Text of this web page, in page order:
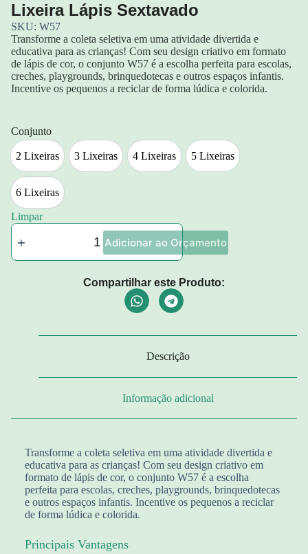
Lixeira Lápis Sextavado
SKU: W57
Transforme a coleta seletiva em uma atividade divertida e
educativa para as crianças! Com seu design criativo em formato
de lápis de cor, o conjunto W57 é a escolha perfeita para escolas,
creches, playgrounds, brinquedotecas e outros espaços infantis.
Incentive os pequenos a reciclar de forma lúdica e colorida.
Conjunto
2 Lixeiras2 Lixeiras3 Lixeiras3 Lixeiras4 Lixeiras4 Lixeiras5 Lixeiras
5 Lixeiras
6 Lixeiras
6 Lixeiras
Limpar
Adicionar ao Orçamento
Compartilhar este Produto:
Descrição
Informação adicional
Transforme a coleta seletiva em uma atividade divertida e
educativa para as crianças! Com seu design criativo em
formato de lápis de cor, o conjunto W57 é a escolha
perfeita para escolas, creches, playgrounds, brinquedotecas
e outros espaços infantis. Incentive os pequenos a reciclar
de forma lúdica e colorida.
Principais Vantagens